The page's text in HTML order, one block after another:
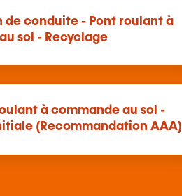
de conduite - Pont roulant à
sol - Recyclage
à commande au sol -
(Recommandation AAA)